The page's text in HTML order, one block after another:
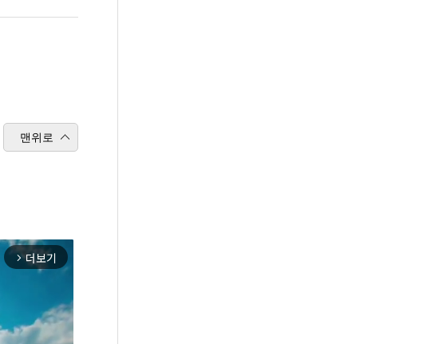
맨위로
arrow_forward_ios 더보기